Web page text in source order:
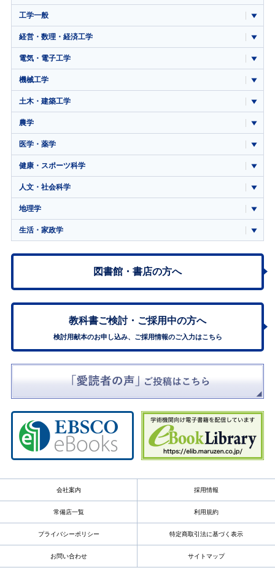
工学一般
経営・数理・経済工学
電気・電子工学
機械工学
土木・建築工学
農学
医学・薬学
健康・スポーツ科学
人文・社会科学
地理学
生活・家政学
図書館・書店の方へ
教科書ご検討・ ご採用中の方へ
検討用献本のお申し込み、ご採用情報のご入力はこちら
会社案内 採用情報
常備店一覧 利用規約
プライバシーポリシー 特定商取引法に基づく表示
お問い合わせ サイトマップ